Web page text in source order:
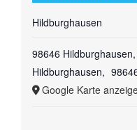
Hildburghausen
98646
Hildburghausen,
Google Karte